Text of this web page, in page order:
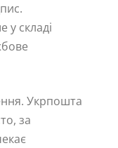
у складі
Укрпошта
за